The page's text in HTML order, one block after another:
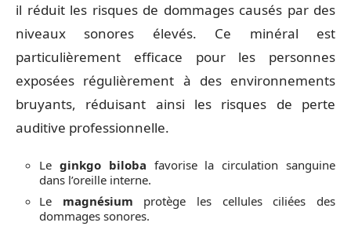
il réduit les risques de dommages causés par des
niveaux sonores élevés. Ce minéral est
particulièrement efficace pour les personnes
exposées régulièrement à des environnements
bruyants, réduisant ainsi les risques de perte
auditive professionnelle.
Le ginkgo biloba favorise la circulation sanguine
dans l’oreille interne.
Le magnésium protège les cellules ciliées des
dommages sonores.